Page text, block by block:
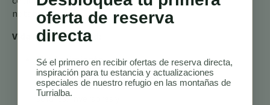
notablemente.
Vida Fuera de la Red:
Mantenimiento
intensivo: El equipo
como baterías
solares, inversores y
oferta de reserva
directa
Sé el primero en recibir ofertas de reserva directa,
inspiración para tu estancia y actualizaciones
especiales de nuestro refugio en las montañas de
Turrialba.